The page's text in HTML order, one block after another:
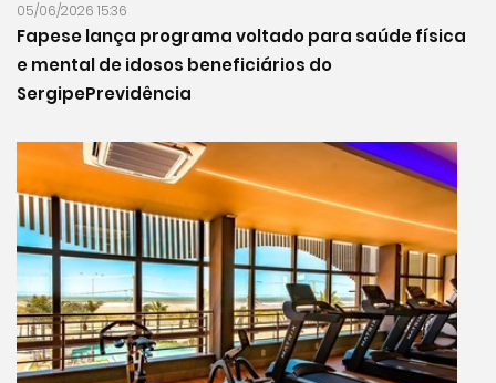
05/06/2026 15:36
Fapese lança programa voltado para saúde física
e mental de idosos beneficiários do
SergipePrevidência